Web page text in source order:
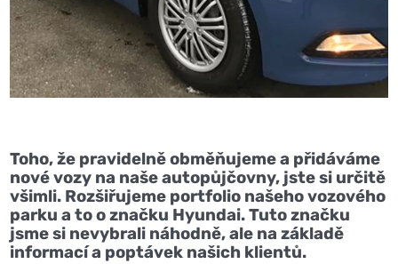
Toho, že pravidelně obměňujeme a přidáváme
nové vozy na naše autopůjčovny, jste si určitě
všimli. Rozšiřujeme portfolio našeho vozového
parku a to o značku Hyundai. Tuto značku
jsme si nevybrali náhodně, ale na základě
informací a poptávek našich klientů.